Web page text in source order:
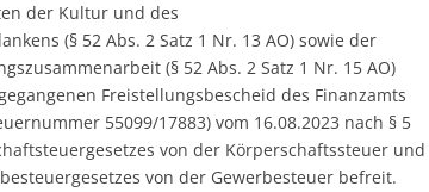
der Kultur und des
(§ 52 Abs. 2 Satz 1 Nr. 13 AO) sowie der
(§ 52 Abs. 2 Satz 1 Nr. 15 AO)
Freistellungsbescheid des Finanzamts
55099/17883) vom 16.08.2023 nach § 5
von der Körperschaftssteuer und
von der Gewerbesteuer befreit.